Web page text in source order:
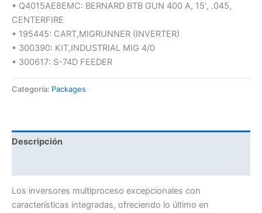
• Q4015AE8EMC: BERNARD BTB GUN 400 A, 15′, .045,
CENTERFIRE
• 195445: CART,MIGRUNNER (INVERTER)
• 300390: KIT,INDUSTRIAL MIG 4/0
• 300617: S-74D FEEDER
Categoría: Packages
Descripción
Los inversores multiproceso excepcionales con
características integradas, ofreciendo lo último en